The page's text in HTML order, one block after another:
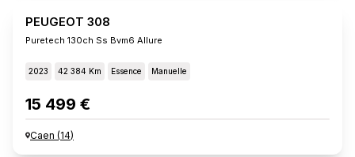
PEUGEOT 308
Puretech 130ch Ss Bvm6 Allure
2023 42 384 Km Essence Manuelle
15 499 €
Caen (14)